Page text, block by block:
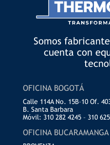
Somos
cuenta con
OFICINA BOGOTÁ
Calle 114A No. 15B–10 Of.
B. Santa Barbara
Móvil: 310 282 4245 – 310
OFICINA BUCARAMANGA